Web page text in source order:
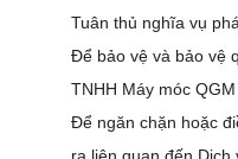
Tuân thủ nghĩa vụ
Để bảo vệ và bảo vệ
TNHH Máy móc
Để ngăn chặn hoặc